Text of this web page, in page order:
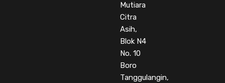
Mutiara
Citra
Asih,
Blok N4
No. 10
Boro
Tanggulangin,